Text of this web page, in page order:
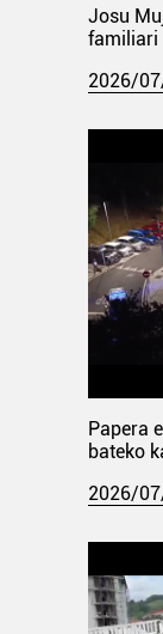
Josu
familiari
2026/
Papera
bateko
2026/